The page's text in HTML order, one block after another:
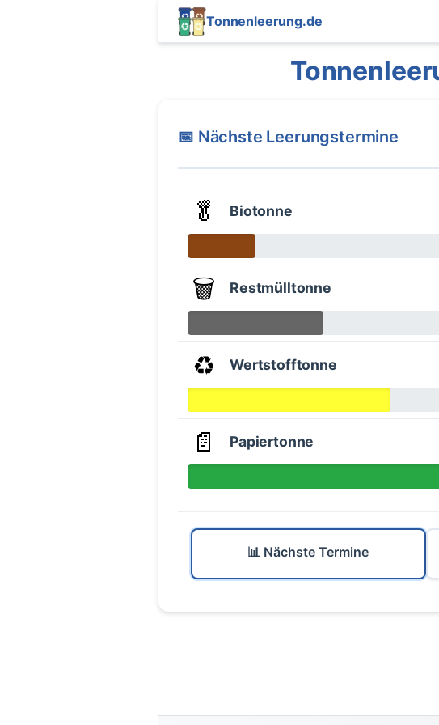
Tonnenleerung.de
📅 Nächste Leerungstermine
🥬 Biotonne
🗑️ Restmülltonne
♻️ Wertstofftonne
📄 Papiertonne
📊 Nächste Termine